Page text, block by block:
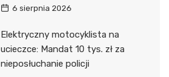
6 sierpnia 2026
Elektryczny motocyklista na
ucieczce: Mandat 10 tys. zł za
nieposłuchanie policji